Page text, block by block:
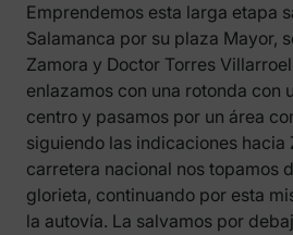
Emprendemos esta larga etapa
Salamanca por su plaza Mayor,
Zamora y Doctor Torres
enlazamos con una rotonda con
centro y pasamos por un área
siguiendo las indicaciones hacia
carretera nacional nos topamos
glorieta, continuando por esta
la autovía. La salvamos por